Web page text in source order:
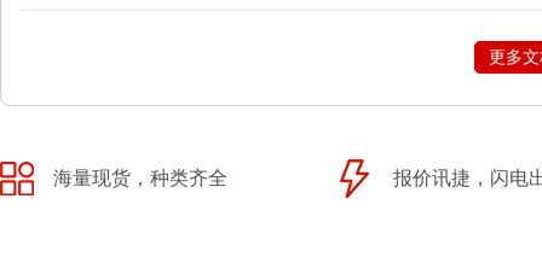
更多
海量现货，种类齐全 报价讯捷，闪电